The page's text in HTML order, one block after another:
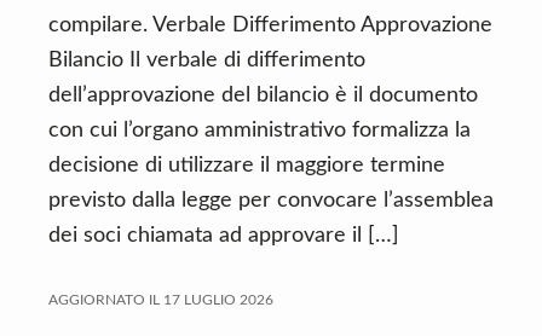
compilare. Verbale Differimento Approvazione
Bilancio Il verbale di differimento
dell’approvazione del bilancio è il documento
con cui l’organo amministrativo formalizza la
decisione di utilizzare il maggiore termine
previsto dalla legge per convocare l’assemblea
dei soci chiamata ad approvare il […]
AGGIORNATO IL 17 LUGLIO 2026